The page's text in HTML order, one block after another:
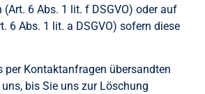
6 Abs. 1 lit. f DSGVO) oder auf
6 Abs. 1 lit. a DSGVO) sofern diese
per Kontaktanfragen übersandten
bis Sie uns zur Löschung